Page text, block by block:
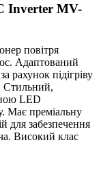
Inverter MV-
повітря
Адаптований
рахунок підігріву
Стильний,
LED
Має преміальну
для забезпечення
Високий клас